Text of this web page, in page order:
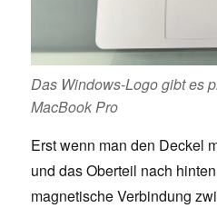
Das Windows-Logo gibt es
MacBook Pro
Erst wenn man den Deckel
und das Oberteil nach
magnetische Verbindung